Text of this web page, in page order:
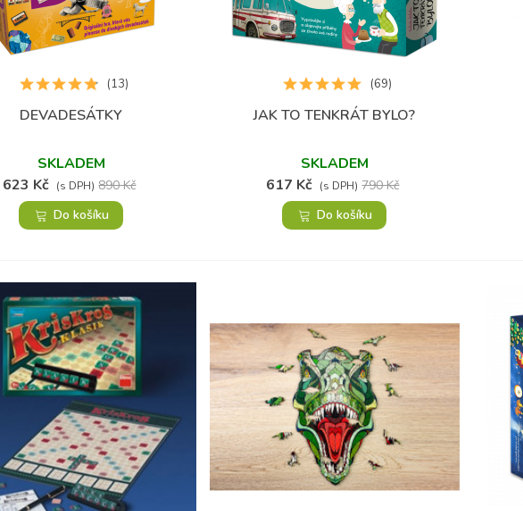
Přidat do oblíbených
DEVADESÁTKY
SKLADEM
623 Kč (s DPH) 890 Kč
(13)
Do košíku
Přidat do oblíbených
JAK TO TENKRÁT BYLO?
SKLADEM
617 Kč (s DPH) 790 Kč
(69)
Do košíku